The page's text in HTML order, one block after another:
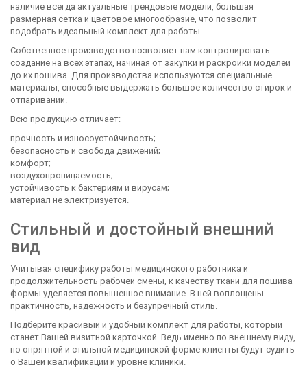
наличие всегда актуальные трендовые модели, большая
размерная сетка и цветовое многообразие, что позволит
подобрать идеальный комплект для работы.
Собственное производство позволяет нам контролировать
создание на всех этапах, начиная от закупки и раскройки моделей
до их пошива. Для производства используются специальные
материалы, способные выдержать большое количество стирок и
отпариваний.
Всю продукцию отличает:
прочность и износоустойчивость;
безопасность и свобода движений;
комфорт;
воздухопроницаемость;
устойчивость к бактериям и вирусам;
материал не электризуется.
Стильный и достойный внешний
вид
Учитывая специфику работы медицинского работника и
продолжительность рабочей смены, к качеству ткани для пошива
формы уделяется повышенное внимание. В ней воплощены
практичность, надежность и безупречный стиль.
Подберите красивый и удобный комплект для работы, который
станет Вашей визитной карточкой. Ведь именно по внешнему виду,
по опрятной и стильной медицинской форме клиенты будут судить
о Вашей квалификации и уровне клиники.